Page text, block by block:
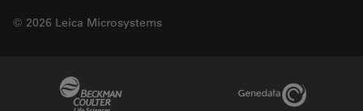
© 2026 Leica Microsystems
Genedata Link